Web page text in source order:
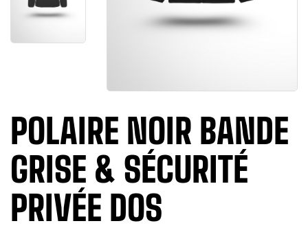
POLAIRE NOIR BANDE
GRISE & SÉCURITÉ
PRIVÉE DOS